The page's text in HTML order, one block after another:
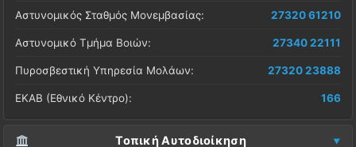
Αστυνομικός Σταθμός Μονεμβασίας: 27320 61210
Αστυνομικό Τμήμα Βοιών: 27340 22111
Πυροσβεστική Υπηρεσία Μολάων: 27320 23888
ΕΚΑΒ (Εθνικό Κέντρο): 166
Τοπική Αυτοδιοίκηση